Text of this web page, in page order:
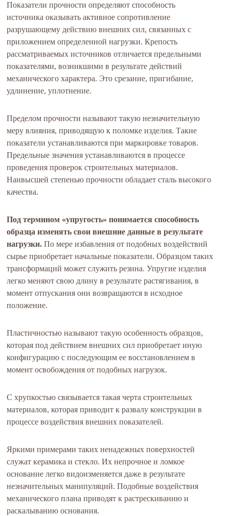
Показатели прочности определяют способность
источника оказывать активное сопротивление
разрушающему действию внешних сил, связанных с
приложением определенной нагрузки. Крепость
рассматриваемых источников отличается предельными
показателями, возникшими в результате действий
механического характера. Это срезание, пригибание,
удлинение, уплотнение.
Пределом прочности называют такую незначительную
меру влияния, приводящую к поломке изделия. Такие
показатели устанавливаются при маркировке товаров.
Предельные значения устанавливаются в процессе
проведения проверок строительных материалов.
Наивысшей степенью прочности обладает сталь высокого
качества.
Под термином «упругость» понимается способность
образца изменять свои внешние данные в результате
нагрузки. По мере избавления от подобных воздействий
сырье приобретает начальные показатели. Образцом таких
трансформаций может служить резина. Упругие изделия
легко меняют свою длину в результате растягивания, в
момент отпускания они возвращаются в исходное
положение.
Пластичностью называют такую особенность образцов,
которая под действием внешних сил приобретает иную
конфигурацию с последующим ее восстановлением в
момент освобождения от подобных нагрузок.
С хрупкостью связывается такая черта строительных
материалов, которая приводит к развалу конструкции в
процессе воздействия внешних показателей.
Яркими примерами таких ненадежных поверхностей
служат керамика и стекло. Их непрочное и ломкое
основание легко видоизменяется даже в результате
незначительных манипуляций. Подобные воздействия
механического плана приводят к растрескиванию и
раскалыванию основания.